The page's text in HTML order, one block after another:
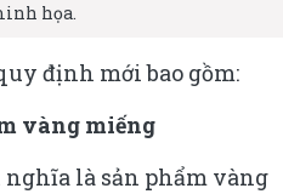
họa.
định mới bao gồm:
vàng miếng
là sản phẩm vàng